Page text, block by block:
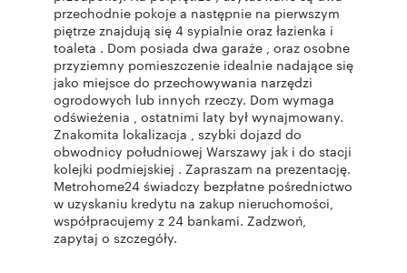
przechodnie pokoje a następnie na pierwszym
piętrze znajdują się 4 sypialnie oraz łazienka i
toaleta . Dom posiada dwa garaże , oraz osobne
przyziemny pomieszczenie idealnie nadające się
jako miejsce do przechowywania narzędzi
ogrodowych lub innych rzeczy. Dom wymaga
odświeżenia , ostatnimi laty był wynajmowany.
Znakomita lokalizacja , szybki dojazd do
obwodnicy południowej Warszawy jak i do stacji
kolejki podmiejskiej . Zapraszam na prezentację.
Metrohome24 świadczy bezpłatne pośrednictwo
w uzyskaniu kredytu na zakup nieruchomości,
współpracujemy z 24 bankami. Zadzwoń,
zapytaj o szczegóły.